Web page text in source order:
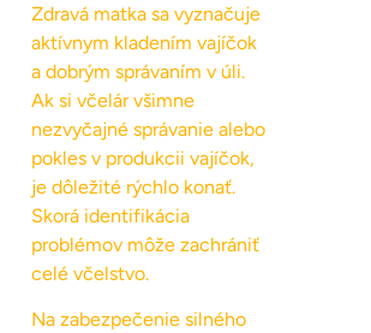
Zdravá matka sa vyznačuje
aktívnym kladením vajíčok
a dobrým správaním v úli.
Ak si včelár všimne
nezvyčajné správanie alebo
pokles v produkcii vajíčok,
je dôležité rýchlo konať.
Skorá identifikácia
problémov môže zachrániť
celé včelstvo.
Na zabezpečenie silného